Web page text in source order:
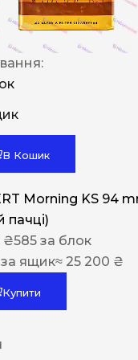
В Кошик
Morning KS 94
пачці)
₴585 за блок
за ящик≈ 25 200 ₴
Купити